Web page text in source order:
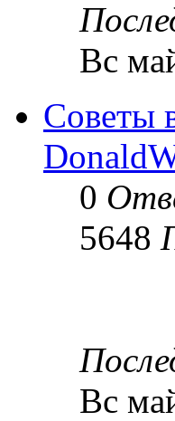
Вс
Советы
0
5648
Вс